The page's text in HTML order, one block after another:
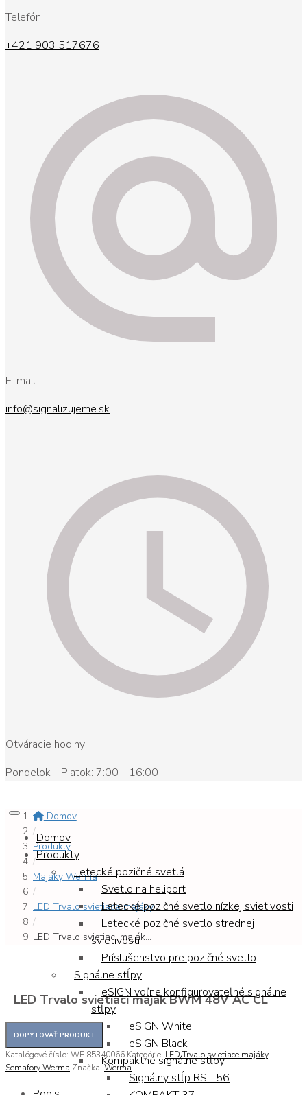
Telefón
+421 903 517676
E-mail
info@signalizujeme.sk
Otváracie hodiny
Pondelok - Piatok: 7:00 - 16:00
Domov
Produkty
Letecké pozičné svetlá
Svetlo na heliport
Letecké pozičné svetlo nízkej svietivosti
Letecké pozičné svetlo strednej
svietivosti
Príslušenstvo pre pozičné svetlo
Signálne stĺpy
eSIGN voľne konfigurovateľné signálne
stĺpy
eSIGN White
eSIGN Black
Kompaktné signálne stĺpy
Signálny stĺp RST 56
Domov
/
Produkty
/
Majáky Werma
/
LED Trvalo svietiace majáky
/
LED Trvalo svietiaci maják...
LED Trvalo svietiaci maják BWM 48V AC CL
Katalógové číslo: WE 85340066 Kategórie:LED Trvalo svietiace majáky,
Semafory Werma Značka:Werma